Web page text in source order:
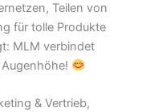
Teilen von
für tolle Produkte
MLM verbindet
& Vertrieb,